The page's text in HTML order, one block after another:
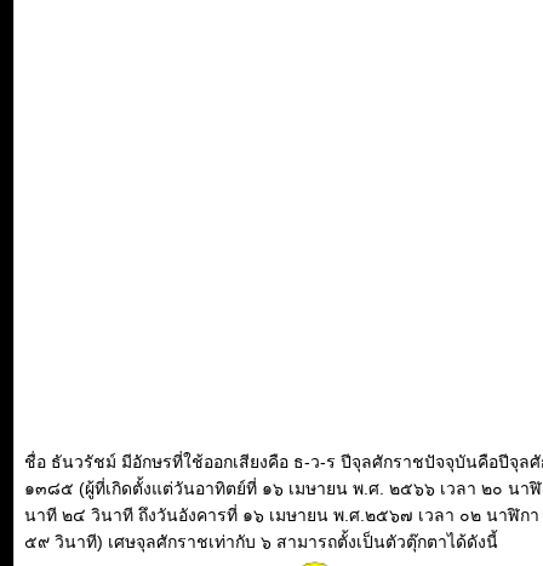
ชื่อ ธันวรัชม์ มีอักษรที่ใช้ออกเสียงคือ ธ-ว-ร ปีจุลศักราชปัจจุบันคือปีจุล
๑๓๘๕ (ผู้ที่เกิดตั้งแต่วันอาทิตย์ที่ ๑๖ เมษายน พ.ศ. ๒๕๖๖ เวลา ๒๐ นา
นาที ๒๔ วินาที ถึงวันอังคารที่ ๑๖ เมษายน พ.ศ.๒๕๖๗ เวลา ๐๒ นาฬิก
๕๙ วินาที) เศษจุลศักราชเท่ากับ ๖ สามารถตั้งเป็นตัวตุ๊กตาได้ดังนี้